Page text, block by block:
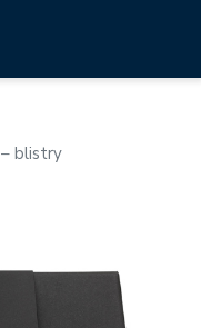
blistry